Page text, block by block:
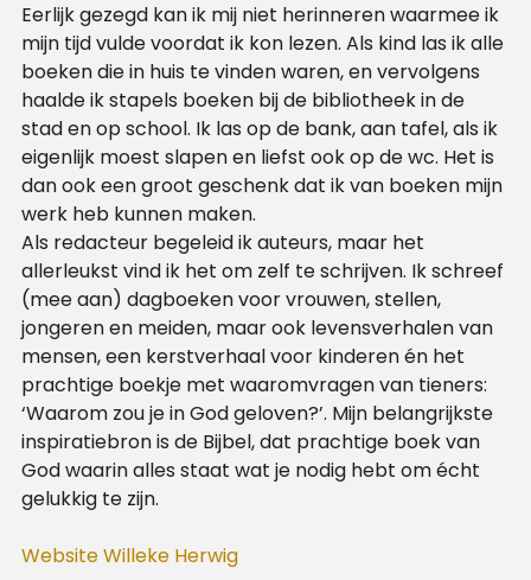
Eerlijk gezegd kan ik mij niet herinneren waarmee ik
mijn tijd vulde voordat ik kon lezen. Als kind las ik alle
boeken die in huis te vinden waren, en vervolgens
haalde ik stapels boeken bij de bibliotheek in de
stad en op school. Ik las op de bank, aan tafel, als ik
eigenlijk moest slapen en liefst ook op de wc. Het is
dan ook een groot geschenk dat ik van boeken mijn
werk heb kunnen maken.
Als redacteur begeleid ik auteurs, maar het
allerleukst vind ik het om zelf te schrijven. Ik schreef
(mee aan) dagboeken voor vrouwen, stellen,
jongeren en meiden, maar ook levensverhalen van
mensen, een kerstverhaal voor kinderen én het
prachtige boekje met waaromvragen van tieners:
‘Waarom zou je in God geloven?’. Mijn belangrijkste
inspiratiebron is de Bijbel, dat prachtige boek van
God waarin alles staat wat je nodig hebt om écht
gelukkig te zijn.
Website Willeke Herwig